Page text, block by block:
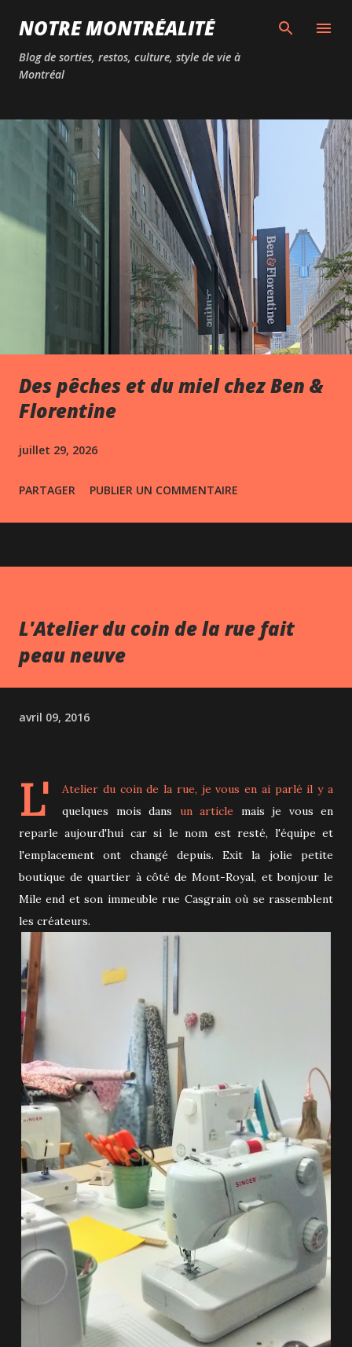
Passer au contenu principal
NOTRE MONTRÉALITÉ
Blog de sorties, restos, culture, style de vie à
Montréal
Des pêches et du miel chez Ben &
Florentine
juillet 29, 2026
PARTAGER PUBLIER UN COMMENTAIRE
L'Atelier du coin de la rue fait
peau neuve
avril 09, 2016
L' Atelier du coin de la rue, je vous en ai parlé il y a
quelques mois dans un article mais je vous en
reparle aujourd'hui car si le nom est resté, l'équipe et
l'emplacement ont changé depuis. Exit la jolie petite
boutique de quartier à côté de Mont-Royal, et bonjour le
Mile end et son immeuble rue Casgrain où se rassemblent
les créateurs.